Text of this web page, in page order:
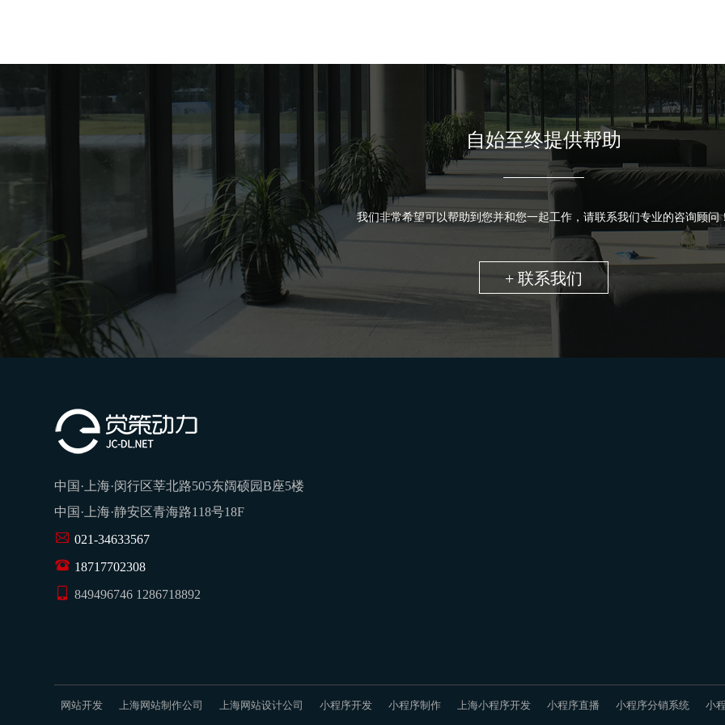
自始至终提供帮助
我们非常希望可以帮助到您并和您一起工作，请联系我们专业的咨询顾问
+ 联系我们
中国·上海·闵行区莘北路505东阔硕园B座5楼
中国·上海·静安区青海路118号18F
021-34633567
18717702308
849496746 1286718892
网站开发 上海网站制作公司 上海网站设计公司 小程序开发 小程序制作 上海小程序开发 小程序直播 小程序分销系统 小